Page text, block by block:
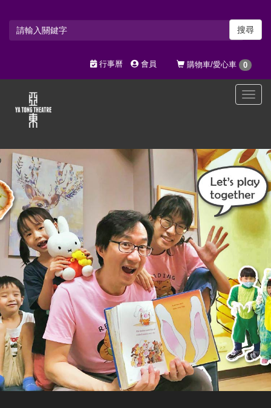
搜尋
購物車/愛心車 0
行事曆 會員
選